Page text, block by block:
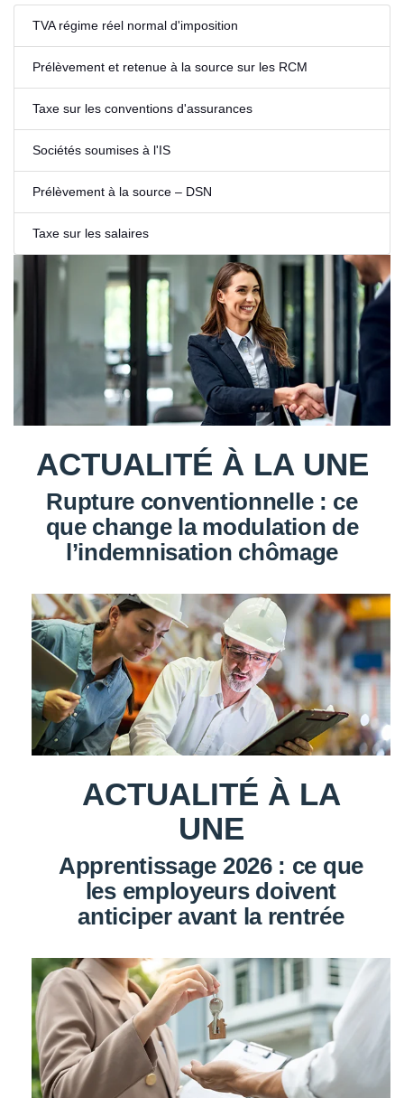
TVA régime réel normal d'imposition
Prélèvement et retenue à la source sur les RCM
Taxe sur les conventions d'assurances
Sociétés soumises à l'IS
Prélèvement à la source – DSN
Taxe sur les salaires
ACTUALITÉ À LA UNE
Rupture conventionnelle : ce
que change la modulation de
l’indemnisation chômage
ACTUALITÉ À LA
UNE
Apprentissage 2026 : ce que
les employeurs doivent
anticiper avant la rentrée